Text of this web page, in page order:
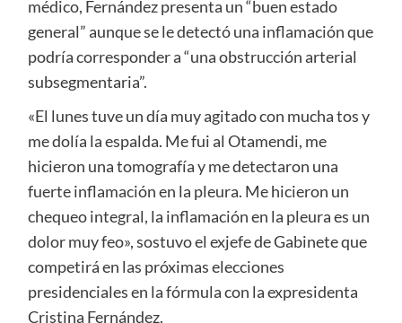
médico, Fernández presenta un “buen estado
general” aunque se le detectó una inflamación que
podría corresponder a “una obstrucción arterial
subsegmentaria”.
«El lunes tuve un día muy agitado con mucha tos y
me dolía la espalda. Me fui al Otamendi, me
hicieron una tomografía y me detectaron una
fuerte inflamación en la pleura. Me hicieron un
chequeo integral, la inflamación en la pleura es un
dolor muy feo», sostuvo el exjefe de Gabinete que
competirá en las próximas elecciones
presidenciales en la fórmula con la expresidenta
Cristina Fernández.